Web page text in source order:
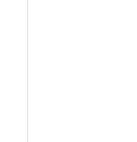
เข้าร่วม
พบปะนักพัฒนาซ